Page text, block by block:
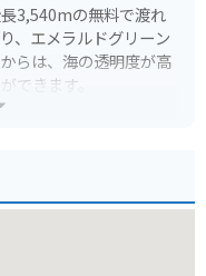
3,540mの無料で渡れ
、エメラルドグリーン
らは、海の透明度が高
できます。
な景色を楽しめます。
もあります。